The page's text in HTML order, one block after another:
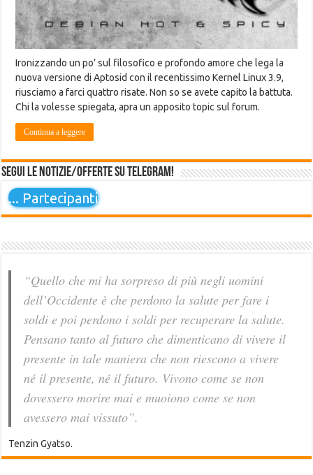
Ironizzando un po’ sul filosofico e profondo amore che lega la
nuova versione di Aptosid con il recentissimo Kernel Linux 3.9,
riusciamo a farci quattro risate. Non so se avete capito la battuta.
Chi la volesse spiegata, apra un apposito topic sul forum.
Continua a leggere
Segui le notizie/offerte su Telegram!
... Partecipanti
“Quello che mi ha sorpreso di più negli uomini
dell’Occidente è che perdono la salute per fare i
soldi e poi perdono i soldi per recuperare la salute.
Pensano tanto al futuro che dimenticano di vivere il
presente in tale maniera che non riescono a vivere
né il presente, né il futuro. Vivono come se non
dovessero morire mai e muoiono come se non
avessero mai vissuto”.
Tenzin Gyatso.